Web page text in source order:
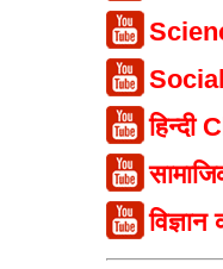
हिन्दी
विज्ञान